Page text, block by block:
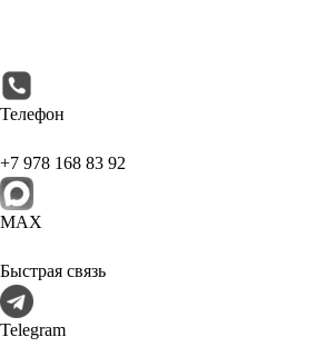
Телефон
+7 978 168 83 92
МАХ
Быстрая связь
Telegram